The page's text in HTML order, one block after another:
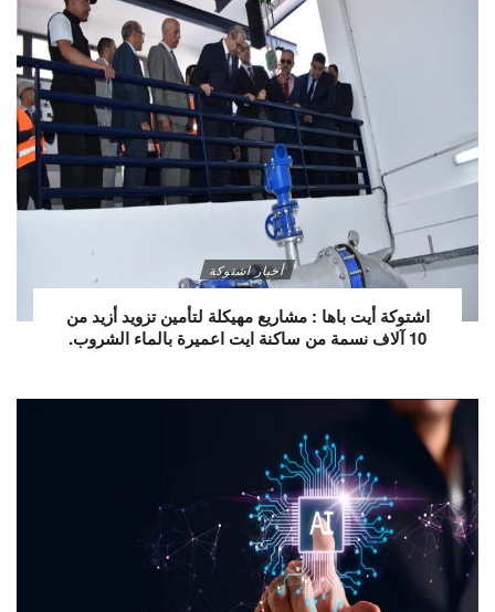
أخبار اشتوكة
اشتوكة أيت باها : مشاريع مهيكلة لتأمين تزويد أزيد من
10 آلاف نسمة من ساكنة ايت اعميرة بالماء الشروب.